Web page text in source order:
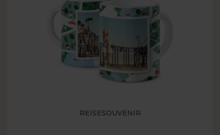
REISESOUVENIR